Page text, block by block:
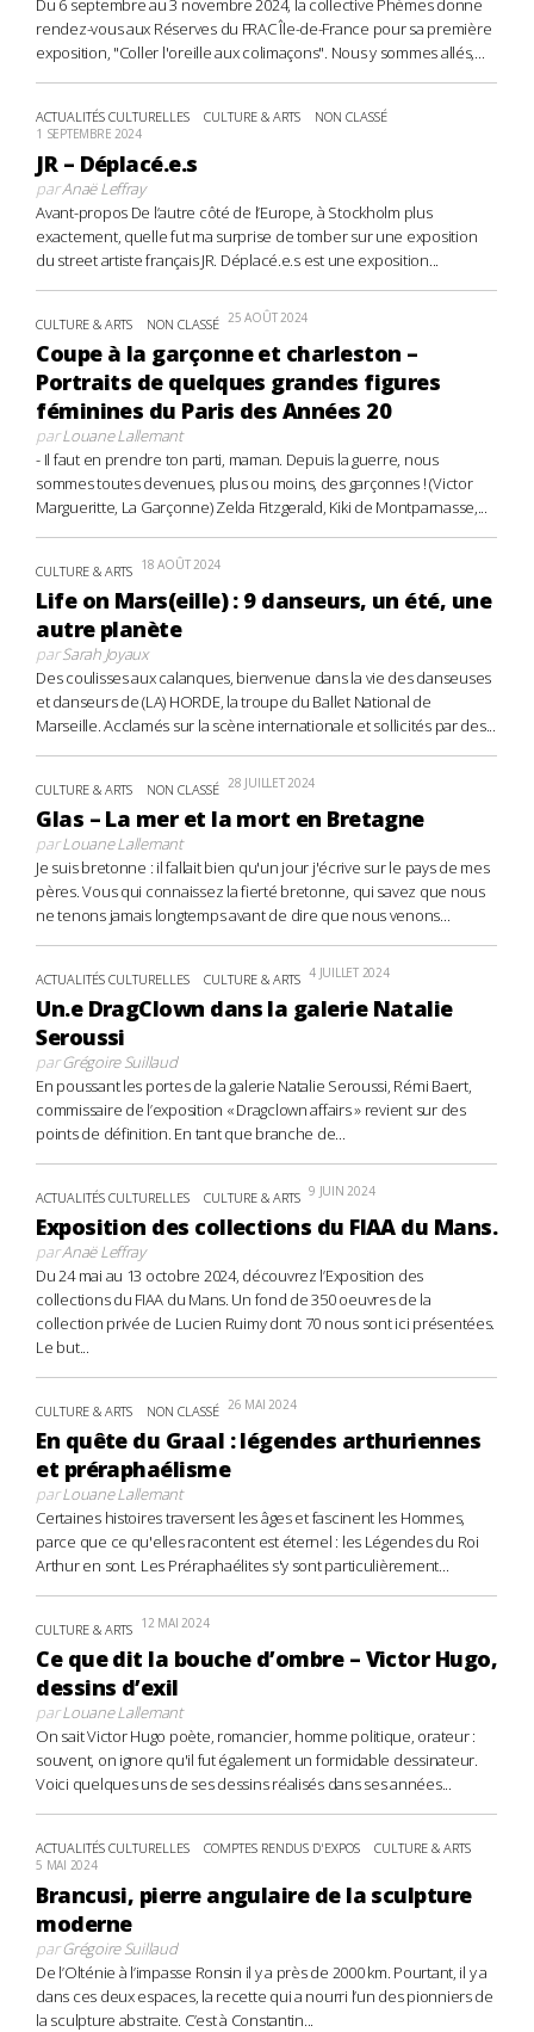
Du 6 septembre au 3 novembre 2024, la collective Phèmes donne
rendez-vous aux Réserves du FRAC Île-de-France pour sa première
exposition, "Coller l'oreille aux colimaçons". Nous y sommes allés,...
ACTUALITÉS CULTURELLES CULTURE & ARTS NON CLASSÉ
1 SEPTEMBRE 2024
JR – Déplacé.e.s
parAnaë Leffray
Avant-propos De l’autre côté de l’Europe, à Stockholm plus
exactement, quelle fut ma surprise de tomber sur une exposition
du street artiste français JR. Déplacé.e.s est une exposition...
CULTURE & ARTS NON CLASSÉ 25 AOÛT 2024
Coupe à la garçonne et charleston –
Portraits de quelques grandes figures
féminines du Paris des Années 20
parLouane Lallemant
- Il faut en prendre ton parti, maman. Depuis la guerre, nous
sommes toutes devenues, plus ou moins, des garçonnes ! (Victor
Margueritte, La Garçonne) Zelda Fitzgerald, Kiki de Montparnasse,...
CULTURE & ARTS 18 AOÛT 2024
Life on Mars(eille) : 9 danseurs, un été, une
autre planète
parSarah Joyaux
Des coulisses aux calanques, bienvenue dans la vie des danseuses
et danseurs de (LA) HORDE, la troupe du Ballet National de
Marseille. Acclamés sur la scène internationale et sollicités par des...
CULTURE & ARTS NON CLASSÉ 28 JUILLET 2024
Glas – La mer et la mort en Bretagne
parLouane Lallemant
Je suis bretonne : il fallait bien qu'un jour j'écrive sur le pays de mes
pères. Vous qui connaissez la fierté bretonne, qui savez que nous
ne tenons jamais longtemps avant de dire que nous venons...
ACTUALITÉS CULTURELLES CULTURE & ARTS 4 JUILLET 2024
Un.e DragClown dans la galerie Natalie
Seroussi
parGrégoire Suillaud
En poussant les portes de la galerie Natalie Seroussi, Rémi Baert,
commissaire de l’exposition « Dragclown affairs » revient sur des
points de définition. En tant que branche de...
ACTUALITÉS CULTURELLES CULTURE & ARTS 9 JUIN 2024
Exposition des collections du FIAA du Mans.
parAnaë Leffray
Du 24 mai au 13 octobre 2024, découvrez l’Exposition des
collections du FIAA du Mans. Un fond de 350 oeuvres de la
collection privée de Lucien Ruimy dont 70 nous sont ici présentées.
Le but...
CULTURE & ARTS NON CLASSÉ 26 MAI 2024
En quête du Graal : légendes arthuriennes
et préraphaélisme
parLouane Lallemant
Certaines histoires traversent les âges et fascinent les Hommes,
parce que ce qu'elles racontent est éternel : les Légendes du Roi
Arthur en sont. Les Préraphaélites s'y sont particulièrement...
CULTURE & ARTS 12 MAI 2024
Ce que dit la bouche d’ombre – Victor Hugo,
dessins d’exil
parLouane Lallemant
On sait Victor Hugo poète, romancier, homme politique, orateur :
souvent, on ignore qu'il fut également un formidable dessinateur.
Voici quelques uns de ses dessins réalisés dans ses années...
ACTUALITÉS CULTURELLES COMPTES RENDUS D'EXPOS CULTURE & ARTS
5 MAI 2024
Brancusi, pierre angulaire de la sculpture
moderne
parGrégoire Suillaud
De l’Olténie à l’impasse Ronsin il y a près de 2000 km. Pourtant, il y a
dans ces deux espaces, la recette qui a nourri l’un des pionniers de
la sculpture abstraite. C’est à Constantin...